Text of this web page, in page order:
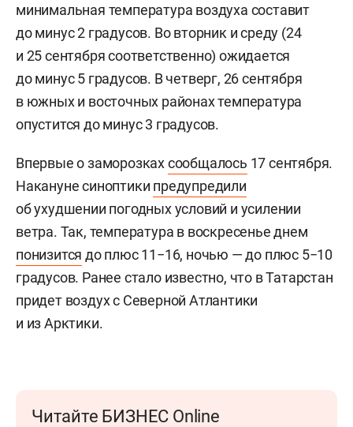
минимальная температура воздуха составит
до минус 2 градусов. Во вторник и среду (24
и 25 сентября соответственно) ожидается
до минус 5 градусов. В четверг, 26 сентября
в южных и восточных районах температура
опустится до минус 3 градусов.
Впервые о заморозкахсообщалось 17 сентября.
Накануне синоптики предупредили
об ухудшении погодных условий и усилении
ветра. Так, температура в воскресенье днем
понизится до плюс 11−16, ночью — до плюс 5−10
градусов. Ранее стало известно, что в Татарстан
придет воздух с Северной Атлантики
и из Арктики.
Читайте БИЗНЕС Online